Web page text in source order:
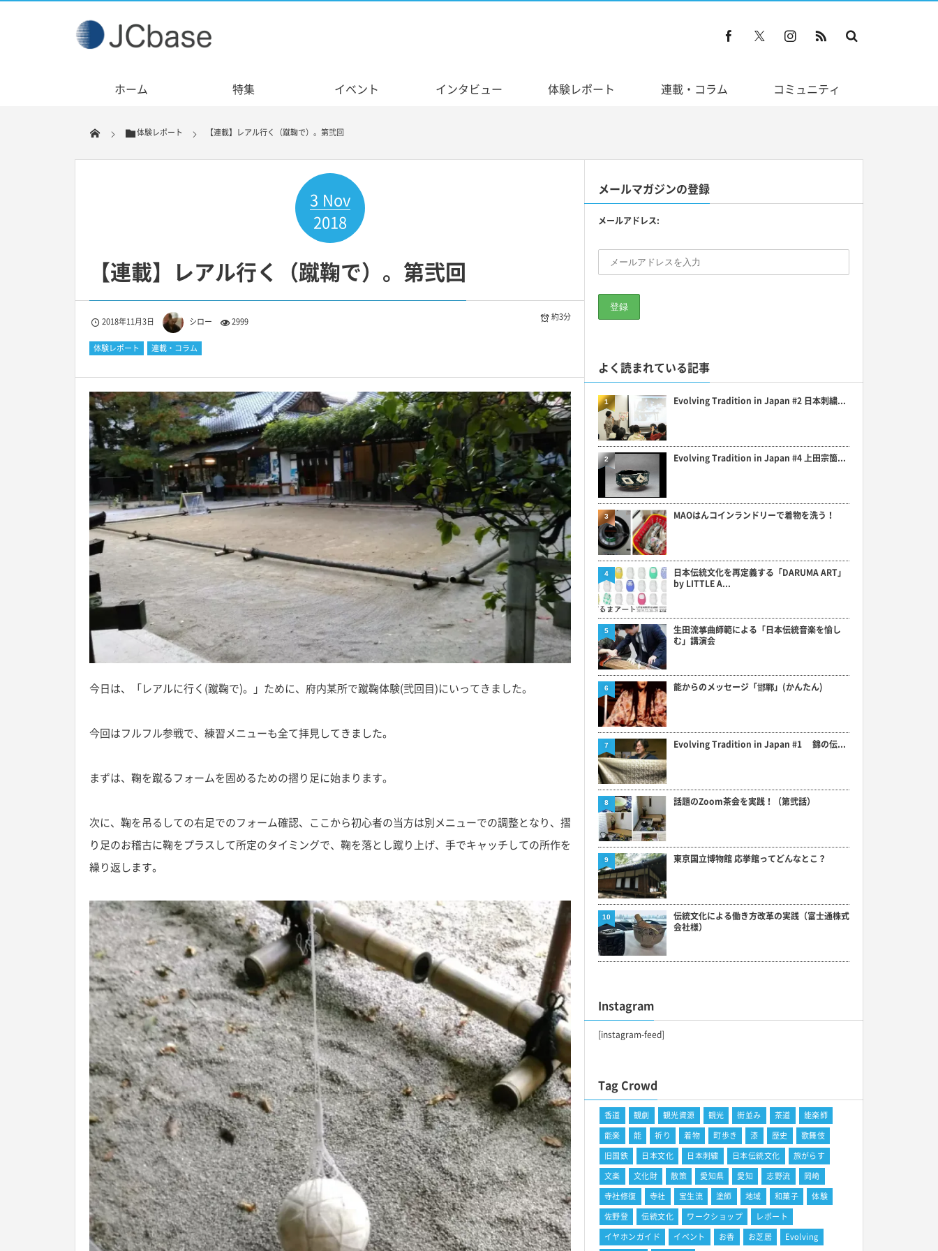
ホーム 特集 イベント インタビュー 体験レポート 連載・コラム コミュニティ
体験レポート 【連載】レアル行く（蹴鞠で）。第弐回
3 Nov
2018
【連載】レアル行く（蹴鞠で）。第弐回
2018年11月3日 シロー 2999 約3分
体験レポート 連載・コラム
今日は、「レアルに行く(蹴鞠で)。」ために、府内某所で蹴鞠体験(弐回目)にいってきました。
今回はフルフル参戦で、練習メニューも全て拝見してきました。
まずは、鞠を蹴るフォームを固めるための摺り足に始まります。
次に、鞠を吊るしての右足でのフォーム確認、ここから初心者の当方は別メニューでの調整となり、摺
り足のお稽古に鞠をプラスして所定のタイミングで、鞠を落とし蹴り上げ、手でキャッチしての所作を
繰り返します。
メールマガジンの登録
メールアドレス:
よく読まれている記事
Evolving Tradition in Japan #2 日本刺繍...
1
Evolving Tradition in Japan #4 上田宗箇...
2
MAOはんコインランドリーで着物を洗う！
3
日本伝統文化を再定義する「DARUMA ART」
by LITTLE A...
4
生田流箏曲師範による「日本伝統音楽を愉し
む」講演会
5
能からのメッセージ「邯鄲」(かんたん)
6
Evolving Tradition in Japan #1 錦の伝...
7
話題のZoom茶会を実践！（第弐話）
8
東京国立博物館 応挙館ってどんなとこ？
9
伝統文化による働き方改革の実践（富士通株式
会社様）
10
Instagram
[instagram-feed]
Tag Crowd
香道 観劇 観光資源 観光 街並み 茶道
能楽師
能楽
能 祈り 着物 町歩き 漆 歴史
歌舞伎
旧国鉄
日本文化 日本刺繍 日本伝統文化
旅がらす
文楽
文化財 散策 愛知県 愛知 志野流
岡崎
寺社修復
寺社 宝生流 塗師 地域 和菓子
体験
佐野登
伝統文化 ワークショップ
レポート
イヤホンガイド
イベント お香 お芝居 Evolving